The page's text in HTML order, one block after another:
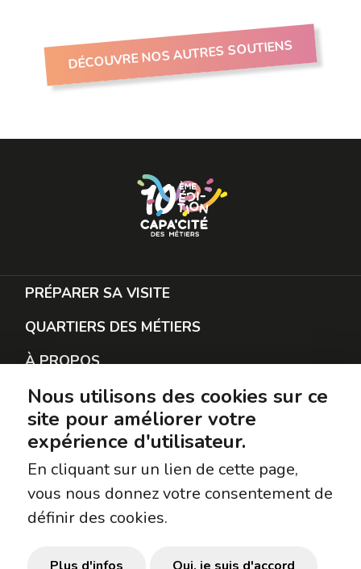
DÉCOUVRE NOS AUTRES SOUTIENS
PRÉPARER SA VISITE
QUARTIERS DES MÉTIERS
À PROPOS
RESTER EN CONTACT
PROTECTION DES DONNÉES
SUIVEZ-NOUS
Facebook
Instagram
TikTok
Nous utilisons des cookies sur ce
site pour améliorer votre
expérience d'utilisateur.
En cliquant sur un lien de cette page,
vous nous donnez votre consentement de
définir des cookies.